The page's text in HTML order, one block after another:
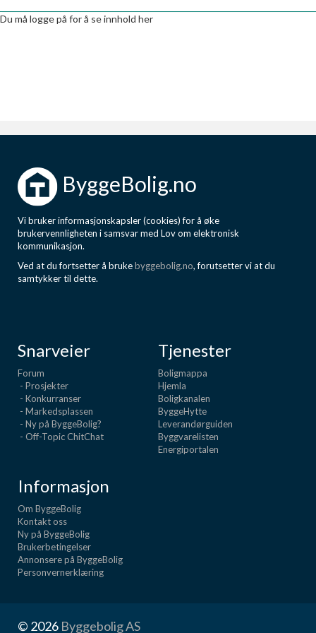
Boligmappa+
Du må logge på for å se innhold her
ByggeBolig.no
Vi bruker informasjonskapsler (cookies) for å øke
brukervennligheten i samsvar med Lov om elektronisk
kommunikasjon.
Ved at du fortsetter å brukebyggebolig.no, forutsetter vi at du
samtykker til dette.
Snarveier
Forum
- Prosjekter
- Konkurranser
- Markedsplassen
- Ny på ByggeBolig?
- Off-Topic ChitChat
Tjenester
Boligmappa
Hjemla
Boligkanalen
ByggeHytte
Leverandørguiden
Byggvarelisten
Energiportalen
Informasjon
Om ByggeBolig
Kontakt oss
Ny på ByggeBolig
Brukerbetingelser
Annonsere på ByggeBolig
Personvernerklæring
© 2026 Byggebolig AS